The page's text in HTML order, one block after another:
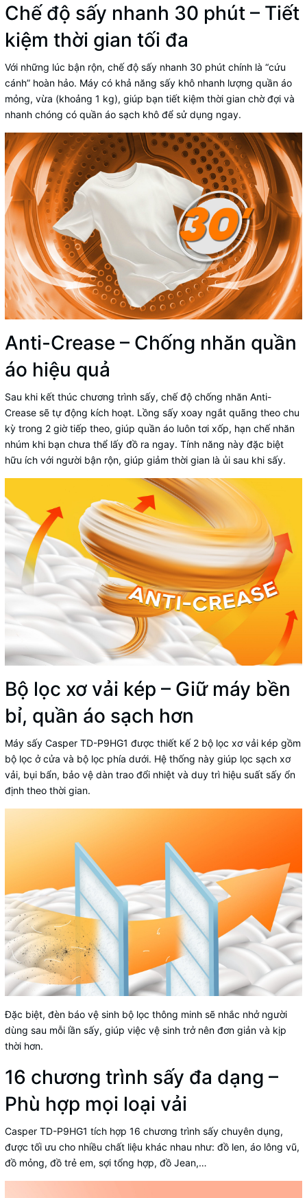
Chế độ sấy nhanh 30 phút – Tiết
kiệm thời gian tối đa
Với những lúc bận rộn, chế độ sấy nhanh 30 phút chính là “cứu
cánh” hoàn hảo. Máy có khả năng sấy khô nhanh lượng quần áo
mỏng, vừa (khoảng 1 kg), giúp bạn tiết kiệm thời gian chờ đợi và
nhanh chóng có quần áo sạch khô để sử dụng ngay.
Anti-Crease – Chống nhăn quần
áo hiệu quả
Sau khi kết thúc chương trình sấy, chế độ chống nhăn Anti-
Crease sẽ tự động kích hoạt. Lồng sấy xoay ngắt quãng theo chu
kỳ trong 2 giờ tiếp theo, giúp quần áo luôn tơi xốp, hạn chế nhăn
nhúm khi bạn chưa thể lấy đồ ra ngay. Tính năng này đặc biệt
hữu ích với người bận rộn, giúp giảm thời gian là ủi sau khi sấy.
Bộ lọc xơ vải kép – Giữ máy bền
bỉ, quần áo sạch hơn
Máy sấy Casper TD-P9HG1 được thiết kế 2 bộ lọc xơ vải kép gồm
bộ lọc ở cửa và bộ lọc phía dưới. Hệ thống này giúp lọc sạch xơ
vải, bụi bẩn, bảo vệ dàn trao đổi nhiệt và duy trì hiệu suất sấy ổn
định theo thời gian.
Đặc biệt, đèn báo vệ sinh bộ lọc thông minh sẽ nhắc nhở người
dùng sau mỗi lần sấy, giúp việc vệ sinh trở nên đơn giản và kịp
thời hơn.
16 chương trình sấy đa dạng –
Phù hợp mọi loại vải
Casper TD-P9HG1 tích hợp 16 chương trình sấy chuyên dụng,
được tối ưu cho nhiều chất liệu khác nhau như: đồ len, áo lông vũ,
đồ mỏng, đồ trẻ em, sợi tổng hợp, đồ Jean,…